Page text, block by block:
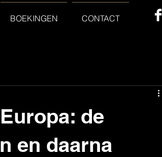
BOEKINGEN CONTACT
de
en daarna